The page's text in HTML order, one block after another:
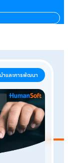
ผู้นำและการพัฒนา